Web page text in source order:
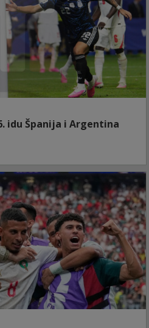
idu Španija i Argentina